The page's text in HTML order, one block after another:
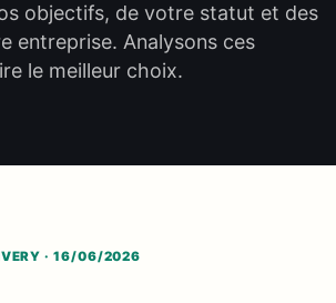
objectifs, de votre statut et des
entreprise. Analysons ces
le meilleur choix.
· 16/06/2026